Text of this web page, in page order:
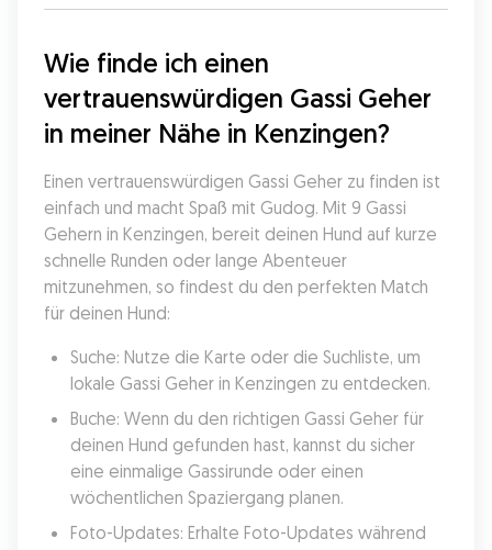
Wie finde ich einen
vertrauenswürdigen Gassi Geher
in meiner Nähe in Kenzingen?
Einen vertrauenswürdigen Gassi Geher zu finden ist
einfach und macht Spaß mit Gudog. Mit 9 Gassi
Gehern in Kenzingen, bereit deinen Hund auf kurze
schnelle Runden oder lange Abenteuer
mitzunehmen, so findest du den perfekten Match
für deinen Hund:
Suche: Nutze die Karte oder die Suchliste, um
lokale Gassi Geher in Kenzingen zu entdecken.
Buche: Wenn du den richtigen Gassi Geher für
deinen Hund gefunden hast, kannst du sicher
eine einmalige Gassirunde oder einen
wöchentlichen Spaziergang planen.
Foto-Updates: Erhalte Foto-Updates während